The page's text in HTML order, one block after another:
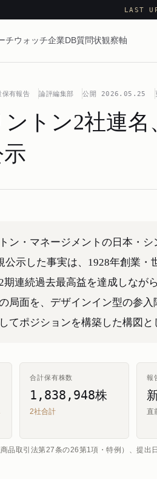
LAST
チウォッチ企業DB質問状観察軸
保有報告 論評編集部 公開 2026.05.25
ントン2社連
ン・マネージメントの日本・
公示した事実は、1928年創業
期連続過去最高益を達成しなが
局面を、デザインイン型の参
てポジションを構築した構図と
合計保有株数
1,838,948株
2社合計
報
直
品取引法第27条の26第1項・特例）、提